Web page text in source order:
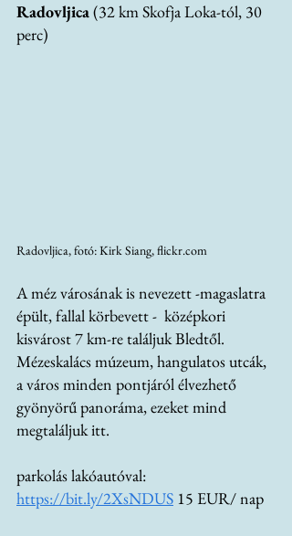
Radovljica (32 km Skofja Loka-tól, 30
perc)
Radovljica, fotó: Kirk Siang, flickr.com
A méz városának is nevezett -magaslatra
épült, fallal körbevett -  középkori
kisvárost 7 km-re találjuk Bledtől.
Mézeskalács múzeum, hangulatos utcák,
a város minden pontjáról élvezhető
gyönyörű panoráma, ezeket mind
megtaláljuk itt.
parkolás lakóautóval:
https://bit.ly/2XsNDUS 15 EUR/ nap